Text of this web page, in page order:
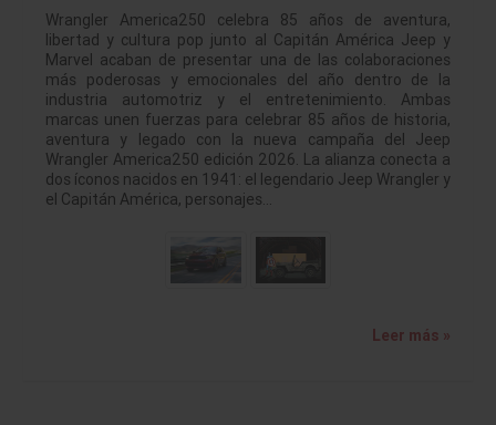
Wrangler America250 celebra 85 años de aventura,
libertad y cultura pop junto al Capitán América Jeep y
Marvel acaban de presentar una de las colaboraciones
más poderosas y emocionales del año dentro de la
industria automotriz y el entretenimiento. Ambas
marcas unen fuerzas para celebrar 85 años de historia,
aventura y legado con la nueva campaña del Jeep
Wrangler America250 edición 2026. La alianza conecta a
dos íconos nacidos en 1941: el legendario Jeep Wrangler y
el Capitán América, personajes…
Leer más »